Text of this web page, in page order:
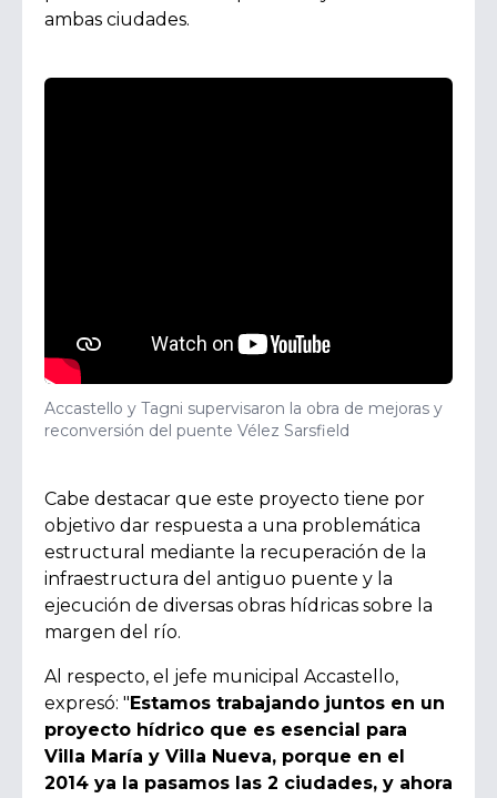
ambas ciudades.
Accastello y Tagni supervisaron la obra de mejoras y
reconversión del puente Vélez Sarsfield
Cabe destacar que este proyecto tiene por
objetivo dar respuesta a una problemática
estructural mediante la recuperación de la
infraestructura del antiguo puente y la
ejecución de diversas obras hídricas sobre la
margen del río.
Al respecto, el jefe municipal Accastello,
expresó: "Estamos trabajando juntos en un
proyecto hídrico que es esencial para
Villa María y Villa Nueva, porque en el
2014 ya la pasamos las 2 ciudades, y ahora